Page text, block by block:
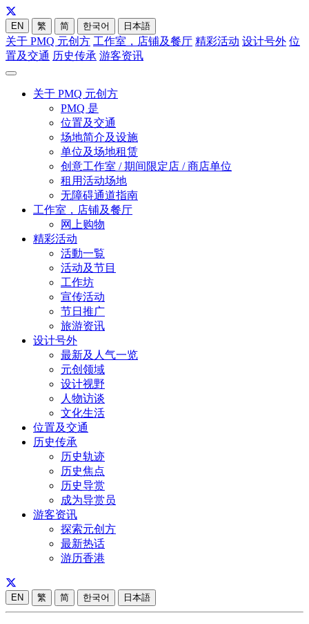
EN 繁 简 한국어 日本語
关于 PMQ 元创方 工作室，店铺及餐厅 精彩活动 设计号外 位
置及交通 历史传承 游客资讯
关于 PMQ 元创方
PMQ 是
位置及交通
场地简介及设施
单位及场地租赁
创意工作室 / 期间限定店 / 商店单位
租用活动场地
无障碍通道指南
工作室，店铺及餐厅
网上购物
精彩活动
活動一覧
活动及节目
工作坊
宣传活动
节日推广
旅游资讯
设计号外
最新及人气一览
元创领域
设计视野
人物访谈
文化生活
位置及交通
历史传承
历史轨迹
历史焦点
历史导赏
成为导赏员
游客资讯
探索元创方
最新热话
游历香港
EN 繁 简 한국어 日本語